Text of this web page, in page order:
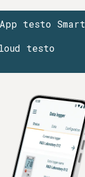
testo Smart
testo